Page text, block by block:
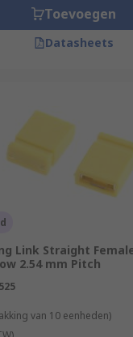
Toevoegen
Datasheets
Link Straight
2.54 mm Pitch
van 10 eenheden)